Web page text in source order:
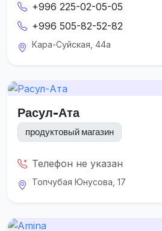
+996 225-02-05-05
+996 505-82-52-82
Кара-Суйская, 44а
Расул-Ата
продуктовый магазин
Телефон не указан
Топчубая Юнусова, 17